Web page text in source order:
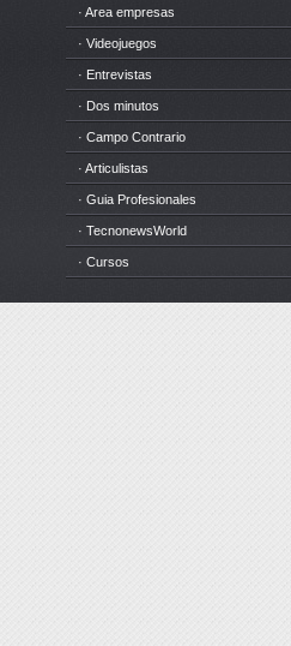
· Area empresas
· Videojuegos
· Entrevistas
· Dos minutos
· Campo Contrario
· Articulistas
· Guia Profesionales
· TecnonewsWorld
· Cursos